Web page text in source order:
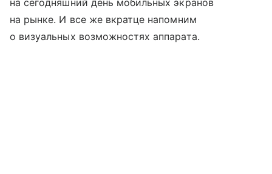
на рынке. И все же вкратце напомним
о визуальных возможностях аппарата.